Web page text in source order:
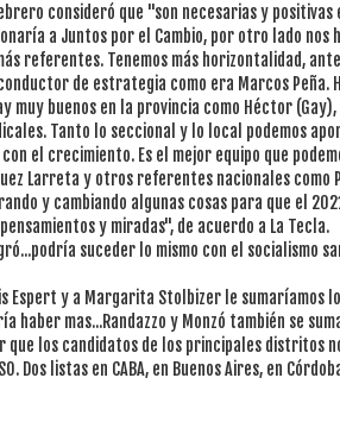
consideró que "son necesarias y positivas
a Juntos por el Cambio, por otro lado nos
referentes. Tenemos más horizontalidad,
de estrategia como era Marcos Peña.
muy buenos en la provincia como Héctor
Tanto lo seccional y lo local podemos
el crecimiento. Es el mejor equipo que
Larreta y otros referentes nacionales como
y cambiando algunas cosas para que el
y miradas", de acuerdo a La Tecla.
suceder lo mismo con el socialismo
Espert y a Margarita Stolbizer le sumaríamos
haber mas...Randazzo y Monzó también se
los candidatos de los principales distritos
Dos listas en CABA, en Buenos Aires, en